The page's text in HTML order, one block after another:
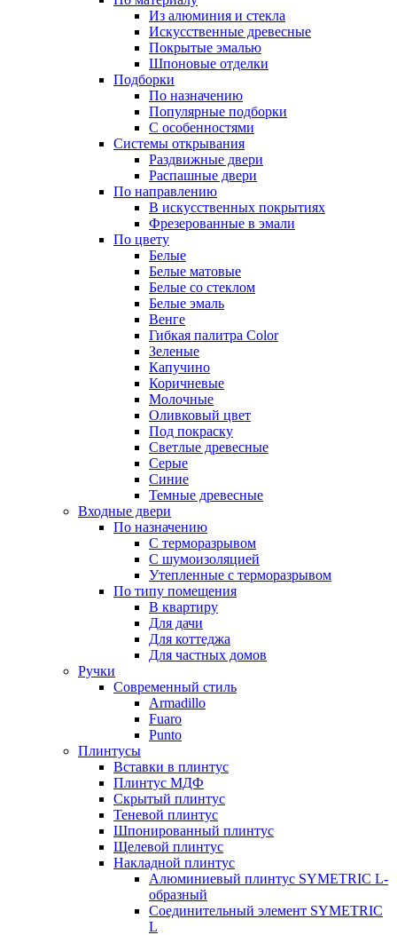
Из алюминия и стекла
Искусственные древесные
Покрытые эмалью
Шпоновые отделки
Подборки
По назначению
Популярные подборки
С особенностями
Системы открывания
Раздвижные двери
Распашные двери
По направлению
В искусственных покрытиях
Фрезерованные в эмали
По цвету
Белые
Белые матовые
Белые со стеклом
Белые эмаль
Венге
Гибкая палитра Color
Зеленые
Капучино
Коричневые
Молочные
Оливковый цвет
Под покраску
Светлые древесные
Серые
Синие
Темные древесные
Входные двери
По назначению
С терморазрывом
С шумоизоляцией
Утепленные с терморазрывом
По типу помещения
В квартиру
Для дачи
Для коттеджа
Для частных домов
Ручки
Современный стиль
Armadillo
Fuaro
Punto
Плинтусы
Вставки в плинтус
Плинтус МДФ
Скрытый плинтус
Теневой плинтус
Шпонированный плинтус
Щелевой плинтус
Накладной плинтус
Алюминиевый плинтус SYMETRIC L-
образный
Соединительный элемент SYMETRIC
L